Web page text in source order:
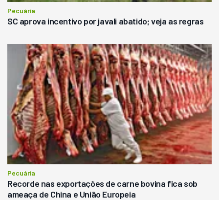
Pecuária
SC aprova incentivo por javali abatido; veja as regras
Pecuária
Recorde nas exportações de carne bovina fica sob
ameaça de China e União Europeia